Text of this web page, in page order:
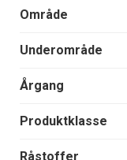
Område
Underområde
Årgang
Produktklasse
Råstoffer